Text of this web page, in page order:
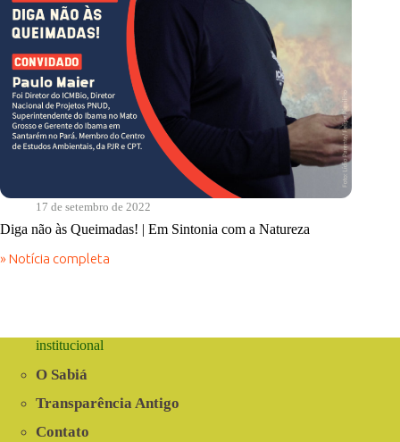
17 de setembro de 2022
Diga não às Queimadas! | Em Sintonia com a Natureza
» Notícia completa
Diga
Em
com
Natureza
institucional
O Sabiá
Transparência Antigo
Contato